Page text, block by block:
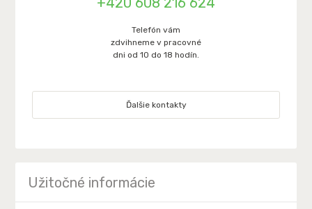
Telefón vám
zdvihneme v pracovné
dni od 10 do 18 hodín.
Ďalšie kontakty
Užitočné informácie